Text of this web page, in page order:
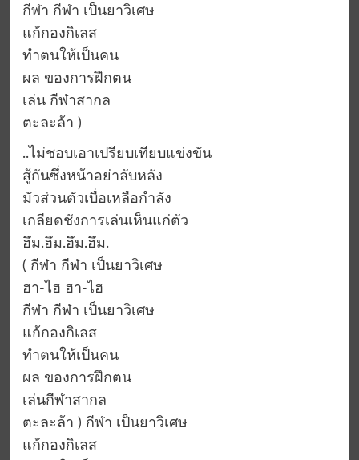
กีฬา กีฬา เป็นยาวิเศษ
แก้กองกิเลส
ทำตนให้เป็นคน
ผล ของการฝึกตน
เล่น กีฬาสากล
ตะละล้า )
..ไม่ชอบเอาเปรียบเทียบแข่งขัน
สู้กันซึ่งหน้าอย่าลับหลัง
มัวส่วนตัวเบื่อเหลือกำลัง
เกลียดชังการเล่นเห็นแก่ตัว
ฮึม.ฮึม.ฮึม.ฮึม.
( กีฬา กีฬา เป็นยาวิเศษ
ฮา-ไฮ ฮา-ไฮ
กีฬา กีฬา เป็นยาวิเศษ
แก้กองกิเลส
ทำตนให้เป็นคน
ผล ของการฝึกตน
เล่นกีฬาสากล
ตะละล้า ) กีฬา เป็นยาวิเศษ
แก้กองกิเลส